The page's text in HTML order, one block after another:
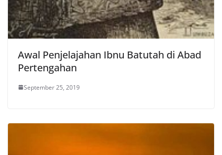
Awal Penjelajahan Ibnu Batutah di Abad
Pertengahan
September 25, 2019